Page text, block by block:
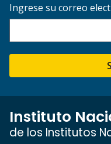
Ingrese su correo
Instituto
de los Institutos